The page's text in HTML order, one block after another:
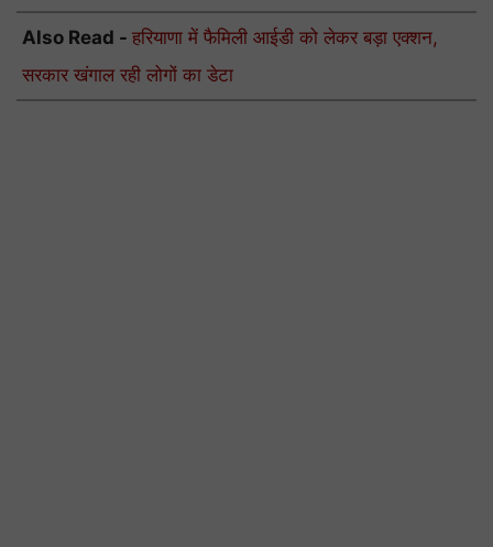
Also Read - हरियाणा में फैमिली आईडी को लेकर बड़ा एक्शन,
सरकार खंगाल रही लोगों का डेटा